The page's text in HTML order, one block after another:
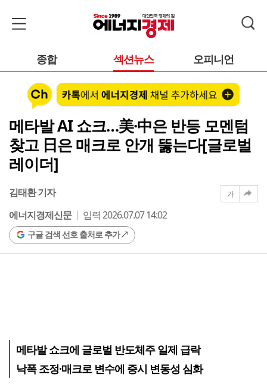
종합 섹션뉴스 오피니언
메타발 AI 쇼크…美·中은 반등 모멘텀
찾고 日은 매크로 안개 뚫는다[글로벌
레이더]
김태환 기자
에너지경제신문
입력 2026.07.07 14:02
구글 검색 선호 출처로 추가
가
메타발 쇼크에 글로벌 반도체주 일제 급락
낙폭 조정·매크로 변수에 증시 변동성 심화